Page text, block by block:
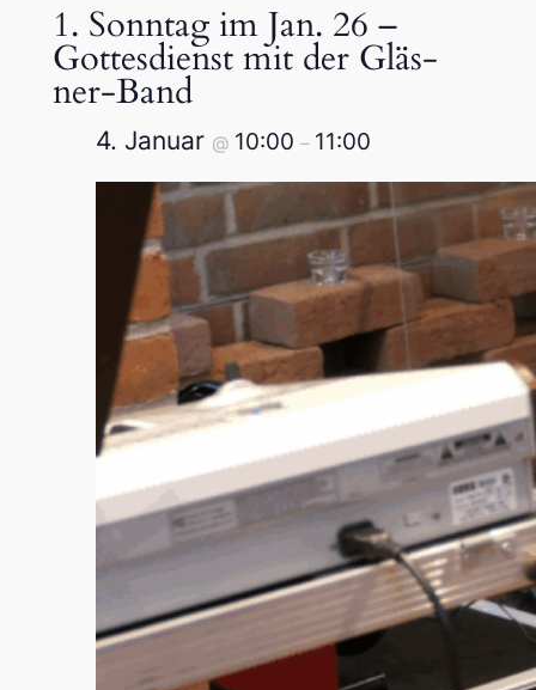
1. Sonn­tag im Jan. 26 –
Gottes­dienst mit der Gläs­
ner-Band
4. Janu­ar @ 10:00 – 11:00